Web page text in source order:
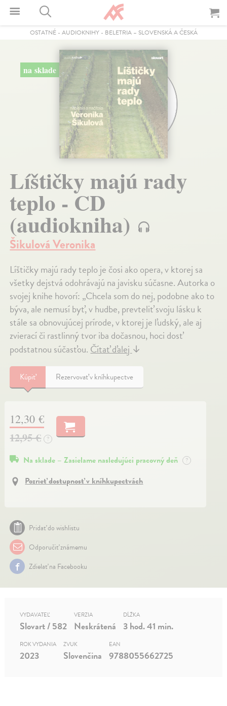
OSTATNÉ- AUDIOKNIHY- BELETRIA – SLOVENSKÁ A ČESKÁ
na sklade
Líštičky majú rady
teplo - CD
(audiokniha)
Šikulová Veronika
Líštičky majú rady teplo je čosi ako opera, v ktorej sa
všetky dejstvá odohrávajú na javisku súčasne. Autorka o
svojej knihe hovorí: „Chcela som do nej, podobne ako to
býva, ale nemusí byť, v hudbe, prevteliť svoju lásku k
stále sa obnovujúcej prírode, v ktorej je ľudský, ale aj
zvierací či rastlinný tvor iba dočasnou, hoci dosť
podstatnou súčasťou.Čítať ďalej↓
Kúpiť Rezervovať v kníhkupectve
12,30 €
12,95 €
?
Na sklade – Zasielame nasledujúci pracovný deň ?
Pozrieť dostupnosť v kníhkupectvách
Pridať do wishlistu
Odporučiť známemu
Zdielať na Facebooku
VYDAVATEĽ
Slovart / 582
VERZIA
Neskrátená
DĹŽKA
3 hod. 41 min.
ROK VYDANIA
2023
ZVUK
Slovenčina
EAN
9788055662725